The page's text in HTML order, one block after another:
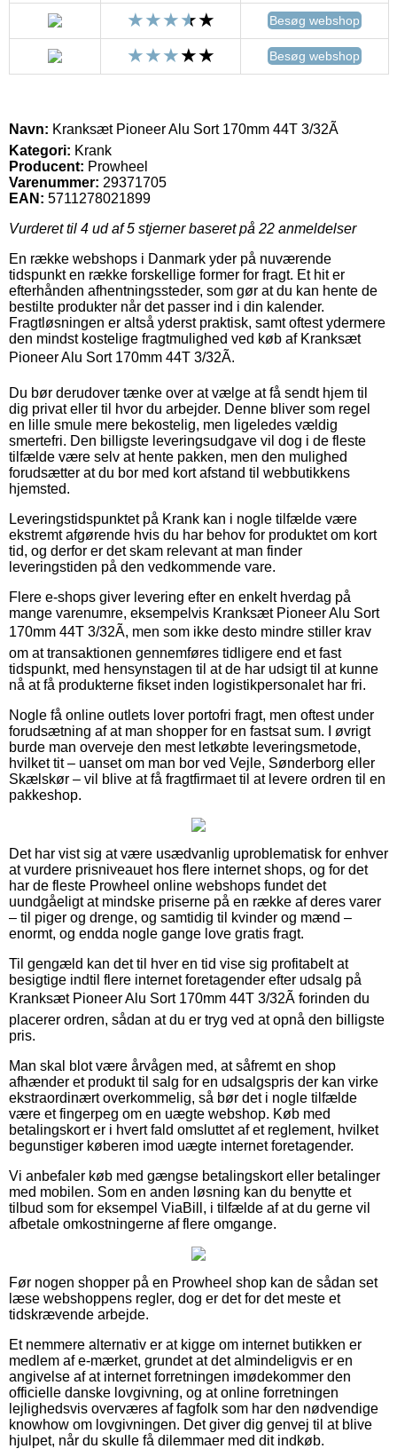
Besøg webshop
Besøg webshop
Navn: Kranksæt Pioneer Alu Sort 170mm 44T 3/32Ã
Kategori: Krank
Producent: Prowheel
Varenummer: 29371705
EAN: 5711278021899
Vurderet til 4 ud af 5 stjerner baseret på 22 anmeldelser
En række webshops i Danmark yder på nuværende
tidspunkt en række forskellige former for fragt. Et hit er
efterhånden afhentningssteder, som gør at du kan hente de
bestilte produkter når det passer ind i din kalender.
Fragtløsningen er altså yderst praktisk, samt oftest ydermere
den mindst kostelige fragtmulighed ved køb af Kranksæt
Pioneer Alu Sort 170mm 44T 3/32Ã.
Du bør derudover tænke over at vælge at få sendt hjem til
dig privat eller til hvor du arbejder. Denne bliver som regel
en lille smule mere bekostelig, men ligeledes vældig
smertefri. Den billigste leveringsudgave vil dog i de fleste
tilfælde være selv at hente pakken, men den mulighed
forudsætter at du bor med kort afstand til webbutikkens
hjemsted.
Leveringstidspunktet på Krank kan i nogle tilfælde være
ekstremt afgørende hvis du har behov for produktet om kort
tid, og derfor er det skam relevant at man finder
leveringstiden på den vedkommende vare.
Flere e-shops giver levering efter en enkelt hverdag på
mange varenumre, eksempelvis Kranksæt Pioneer Alu Sort
170mm 44T 3/32Ã, men som ikke desto mindre stiller krav
om at transaktionen gennemføres tidligere end et fast
tidspunkt, med hensynstagen til at de har udsigt til at kunne
nå at få produkterne fikset inden logistikpersonalet har fri.
Nogle få online outlets lover portofri fragt, men oftest under
forudsætning af at man shopper for en fastsat sum. I øvrigt
burde man overveje den mest letkøbte leveringsmetode,
hvilket tit – uanset om man bor ved Vejle, Sønderborg eller
Skælskør – vil blive at få fragtfirmaet til at levere ordren til en
pakkeshop.
Det har vist sig at være usædvanlig uproblematisk for enhver
at vurdere prisniveauet hos flere internet shops, og for det
har de fleste Prowheel online webshops fundet det
uundgåeligt at mindske priserne på en række af deres varer
– til piger og drenge, og samtidig til kvinder og mænd –
enormt, og endda nogle gange love gratis fragt.
Til gengæld kan det til hver en tid vise sig profitabelt at
besigtige indtil flere internet foretagender efter udsalg på
Kranksæt Pioneer Alu Sort 170mm 44T 3/32Ã forinden du
placerer ordren, sådan at du er tryg ved at opnå den billigste
pris.
Man skal blot være årvågen med, at såfremt en shop
afhænder et produkt til salg for en udsalgspris der kan virke
ekstraordinært overkommelig, så bør det i nogle tilfælde
være et fingerpeg om en uægte webshop. Køb med
betalingskort er i hvert fald omsluttet af et reglement, hvilket
begunstiger køberen imod uægte internet foretagender.
Vi anbefaler køb med gængse betalingskort eller betalinger
med mobilen. Som en anden løsning kan du benytte et
tilbud som for eksempel ViaBill, i tilfælde af at du gerne vil
afbetale omkostningerne af flere omgange.
Før nogen shopper på en Prowheel shop kan de sådan set
læse webshoppens regler, dog er det for det meste et
tidskrævende arbejde.
Et nemmere alternativ er at kigge om internet butikken er
medlem af e-mærket, grundet at det almindeligvis er en
angivelse af at internet forretningen imødekommer den
officielle danske lovgivning, og at online forretningen
lejlighedsvis overværes af fagfolk som har den nødvendige
knowhow om lovgivningen. Det giver dig genvej til at blive
hjulpet, når du skulle få dilemmaer med dit indkøb.